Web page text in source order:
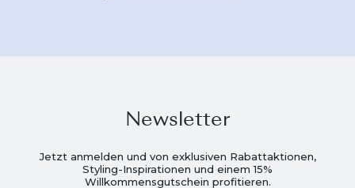
Newsletter
Jetzt anmelden und von exklusiven Rabattaktionen,
Styling-Inspirationen und einem 15%
Willkommensgutschein profitieren.